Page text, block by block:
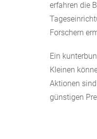
erfahren die
Forschern
Ein
Kleinen
Aktionen
günstigen